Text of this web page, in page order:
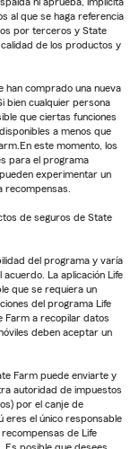
al que se haga referencia
por terceros y State
de los productos y
han comprado una nueva
bien cualquier persona
que ciertas funciones
a menos que
este momento, los
para el programa
experimentar un
recompensas.
de seguros de State
del programa y varía
La aplicación Life
que se requiera un
del programa Life
Farm a recopilar datos
deben aceptar un
Farm puede enviarte y
autoridad de impuestos
por el canje de
eres el único responsable
de Life